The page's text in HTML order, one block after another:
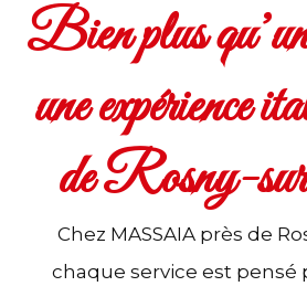
Bien plus
une expérience
de Rosny-
Chez MASSAIA près de
chaque service est pensé